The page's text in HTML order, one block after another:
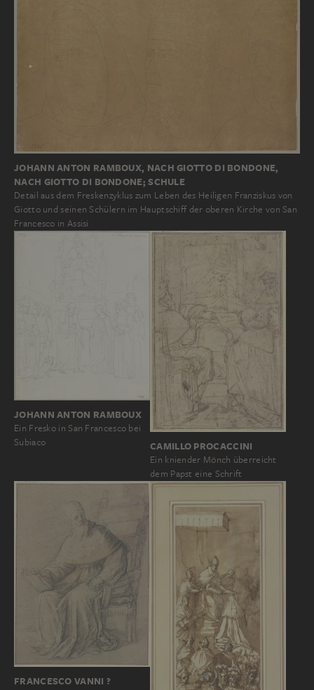
JOHANN ANTON RAMBOUX, NACH GIOTTO DI BONDONE,
NACH GIOTTO DI BONDONE; SCHULE
Detail aus dem Freskenzyklus zum Leben des Heiligen Franziskus von
Giotto und seinen Schülern im Hauptschiff der oberen Kirche von San
Francesco in Assisi
JOHANN ANTON RAMBOUX
Ein Fresko in San Francesco bei
Subiaco
CAMILLO PROCACCINI
Ein kniender Mönch überreicht
dem Papst eine Schrift
FRANCESCO VANNI ?